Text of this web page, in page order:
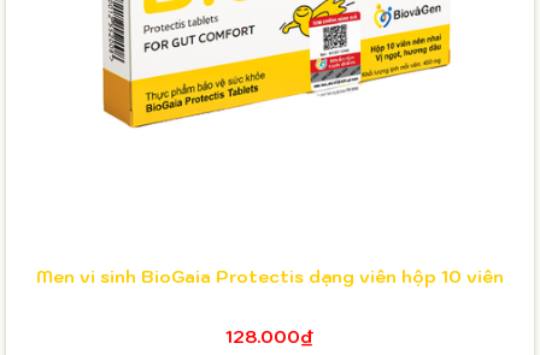
Men vi sinh BioGaia Protectis dạng viên hộp 10 viên
128.000₫